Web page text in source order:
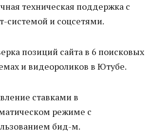
техническая поддержка с
системой и соцсетями.
позиций сайта в 6 поисковых
и видеороликов в Ютубе.
ставками в
режиме с
бид-м.